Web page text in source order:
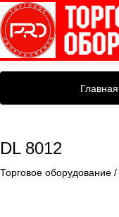
Главная
DL 8012
Торговое оборудование /